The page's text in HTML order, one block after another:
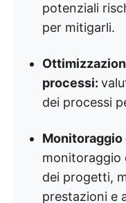
potenziali
per mitigarli.
processi:
dei processi
monitoraggio
dei progetti,
prestazioni e